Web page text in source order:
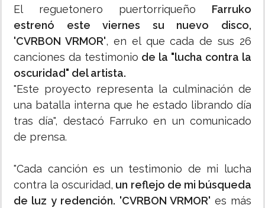
El reguetonero puertorriqueño Farruko
estrenó este viernes su nuevo disco,
'CVRBON VRMOR', en el que cada de sus 26
canciones da testimonio de la "lucha contra la
oscuridad" del artista.
"Este proyecto representa la culminación de
una batalla interna que he estado librando día
tras día", destacó Farruko en un comunicado
de prensa.
"Cada canción es un testimonio de mi lucha
contra la oscuridad, un reflejo de mi búsqueda
de luz y redención. 'CVRBON VRMOR' es más